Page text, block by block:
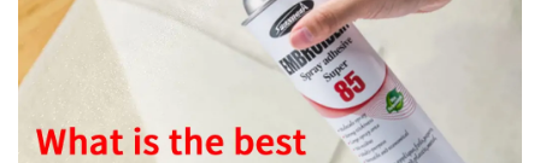
Punti - axe
Diverse piese transmisie
Piese ambreiaj
Angrenaje transmisie
Piese motor Yanmar
Piese Fiat
Piese John Deere